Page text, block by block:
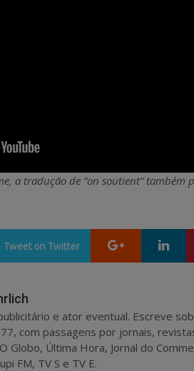
a tradução de “on soutient” também
Tweet on Twitter Google+
e ator eventual. Escreve
com passagens por jornais,
Globo, Última Hora, Jornal do
FM, TV S e TV E.